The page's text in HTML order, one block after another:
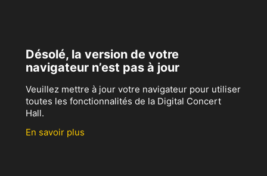
Désolé, la version de votre
navigateur n’est pas à jour
Veuillez mettre à jour votre navigateur pour utiliser
toutes les fonctionnalités de la Digital Concert
Hall.
En savoir plus